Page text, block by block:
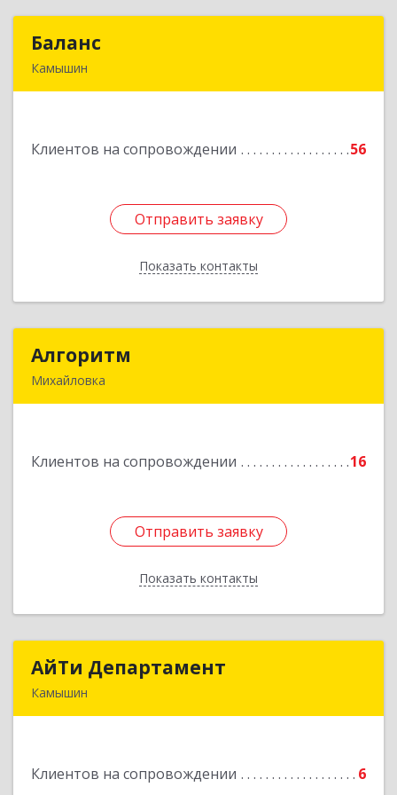
Баланс
Камышин
Клиентов на сопровождении 56
Отправить заявку
Показать контакты
Отправить заявку
Назад
Алгоритм
Михайловка
Клиентов на сопровождении 16
Отправить заявку
Показать контакты
Отправить заявку
Назад
АйТи Департамент
Камышин
Клиентов на сопровождении 6
АйТи Департамент